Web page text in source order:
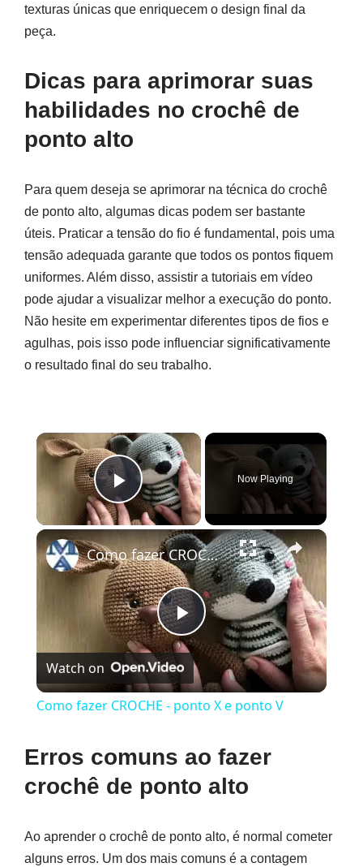
texturas únicas que enriquecem o design final da
peça.
Dicas para aprimorar suas
habilidades no crochê de
ponto alto
Para quem deseja se aprimorar na técnica do crochê
de ponto alto, algumas dicas podem ser bastante
úteis. Praticar a tensão do fio é fundamental, pois uma
tensão adequada garante que todos os pontos fiquem
uniformes. Além disso, assistir a tutoriais em vídeo
pode ajudar a visualizar melhor a execução do ponto.
Não hesite em experimentar diferentes tipos de fios e
agulhas, pois isso pode influenciar significativamente
o resultado final do seu trabalho.
×
Play Video
Now Playing
×
Play
Video
Como fazer CROCHE - ponto X e ponto V
Watch on
Como fazer CROCHE - ponto X e ponto V
Erros comuns ao fazer
crochê de ponto alto
Ao aprender o crochê de ponto alto, é normal cometer
alguns erros. Um dos mais comuns é a contagem